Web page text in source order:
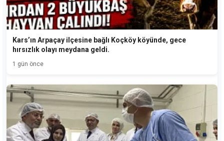
Kars’ın Arpaçay ilçesine bağlı Koçköy köyünde, gece
hırsızlık olayı meydana geldi.
1 gün önce